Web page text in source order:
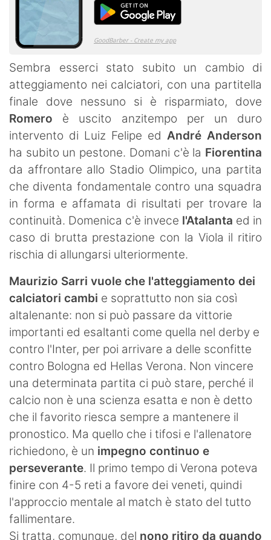
Sembra esserci stato subito un cambio di
atteggiamento nei calciatori, con una partitella
finale dove nessuno si è risparmiato, dove
Romero è uscito anzitempo per un duro
intervento di Luiz Felipe ed André Anderson
ha subito un pestone. Domani c'è la Fiorentina
da affrontare allo Stadio Olimpico, una partita
che diventa fondamentale contro una squadra
in forma e affamata di risultati per trovare la
continuità. Domenica c'è invece l'Atalanta ed in
caso di brutta prestazione con la Viola il ritiro
rischia di allungarsi ulteriormente.
Maurizio Sarri vuole che l'atteggiamento dei
calciatori cambi e soprattutto non sia così
altalenante: non si può passare da vittorie
importanti ed esaltanti come quella nel derby e
contro l'Inter, per poi arrivare a delle sconfitte
contro Bologna ed Hellas Verona. Non vincere
una determinata partita ci può stare, perché il
calcio non è una scienza esatta e non è detto
che il favorito riesca sempre a mantenere il
pronostico. Ma quello che i tifosi e l'allenatore
richiedono, è un impegno continuo e
perseverante. Il primo tempo di Verona poteva
finire con 4-5 reti a favore dei veneti, quindi
l'approccio mentale al match è stato del tutto
fallimentare.
Si tratta, comunque, del nono ritiro da quando